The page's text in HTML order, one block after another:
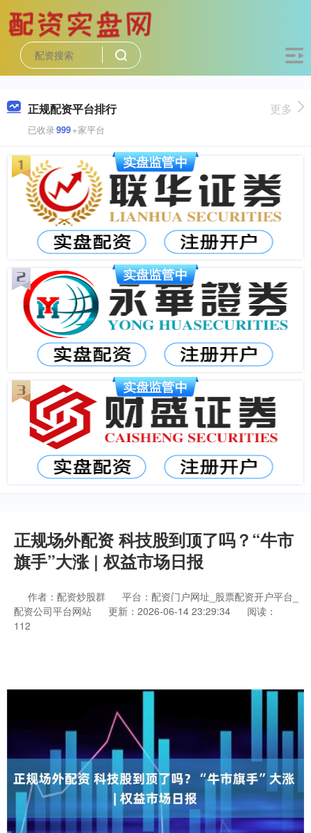
正规配资平台排行
已收录999+家平台
更多
正规场外配资 科技股到顶了吗？“牛市
旗手”大涨 | 权益市场日报
作者：配资炒股群
平台：配资门户网址_股票配资开户平台_
配资公司平台网站
更新：2026-06-14 23:29:34
阅读：
112